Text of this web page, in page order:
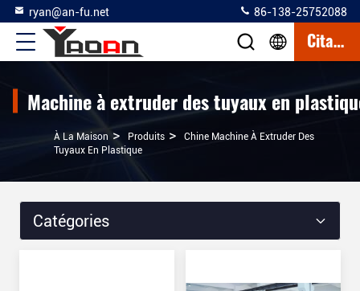
ryan@an-fu.net 86-138-25752088
Citation
Machine à extruder des tuyaux en
À La Maison > Produits >
Chine Machine À Extruder Des
Tuyaux En Plastique
Catégories